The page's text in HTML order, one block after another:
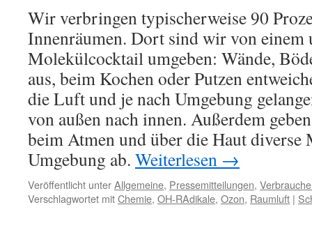
Wir verbringen typischerweise 90
Innenräumen. Dort sind wir von einem
Molekülcocktail umgeben: Wände,
aus, beim Kochen oder Putzen
die Luft und je nach Umgebung
von außen nach innen. Außerdem
beim Atmen und über die Haut diverse
Umgebung ab. Weiterlesen →
Veröffentlicht unterAllgemeine, Pressemitteilungen,
Verschlagwortet mitChemie, OH-RAdikale, Ozon, Raumluft |